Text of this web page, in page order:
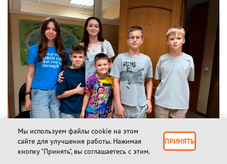
Мы используем файлы cookie на этом
сайте для улучшения работы. Нажимая
кнопку "Принять", вы соглашаетесь с этим.
ПРИНЯТЬ